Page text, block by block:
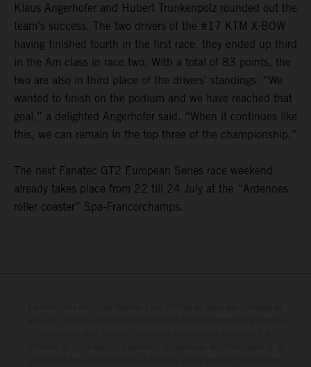
Klaus Angerhofer and Hubert Trunkenpolz rounded out the
team’s success. The two drivers of the #17 KTM X-BOW
having finished fourth in the first race, they ended up third
in the Am class in race two. With a total of 83 points, the
two are also in third place of the drivers’ standings. “We
wanted to finish on the podium and we have reached that
goal,” a delighted Angerhofer said. “When it continues like
this, we can remain in the top three of the championship.”
The next Fanatec GT2 European Series race weekend
already takes place from 22 till 24 July at the “Ardennes
roller coaster” Spa-Francorchamps.